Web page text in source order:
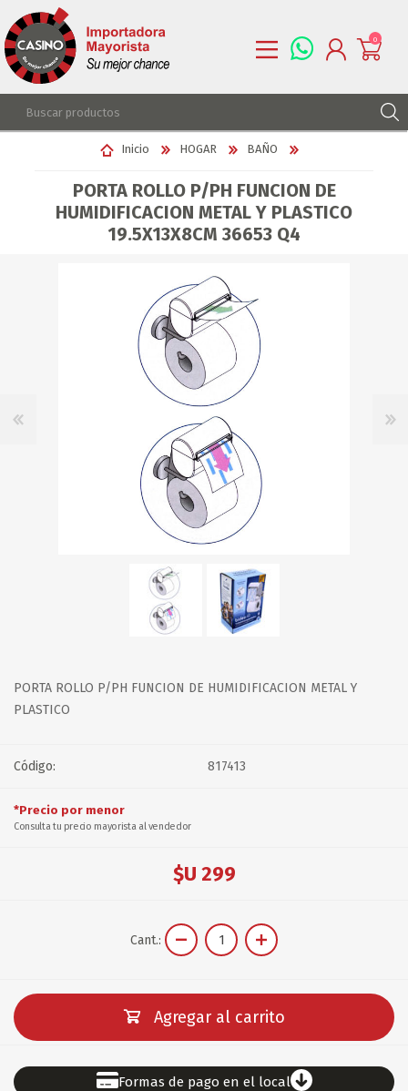
REGISTRARSE
LISTA DE DESEOS
0
Inicio HOGAR BAÑO
PORTA ROLLO P/PH FUNCION DE
HUMIDIFICACION METAL Y PLASTICO
19.5X13X8CM 36653 Q4
PORTA ROLLO P/PH FUNCION DE HUMIDIFICACION METAL Y
PLASTICO
Código: 817413
*Precio por menor
Consulta tu precio mayorista al vendedor
$U 299
Cant.:
Agregar al carrito
Formas de pago en el local